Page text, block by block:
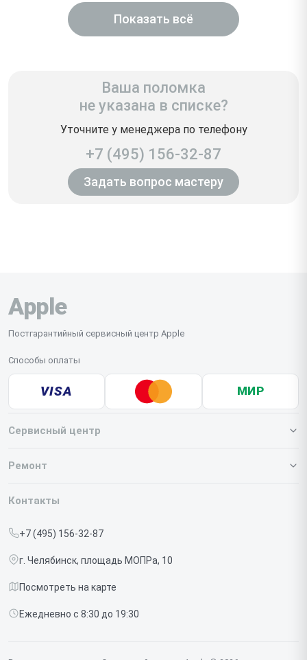
Показать всё
Ваша поломка
не указана в списке?
Уточните у менеджера по телефону
+7 (495) 156-32-87
Задать вопрос мастеру
Apple
Постгарантийный сервисный центр Apple
Способы оплаты
VISA МИР
Сервисный центр
О нашем сервисе
Срочный ремонт
Доставка и способы оплаты
Диагностика
Контакты
Ремонт
Iphone
Контакты
+7 (495) 156-32-87
г. Челябинск, площадь МОПРа, 10
Посмотреть на карте
Ежедневно с 8:30 до 19:30